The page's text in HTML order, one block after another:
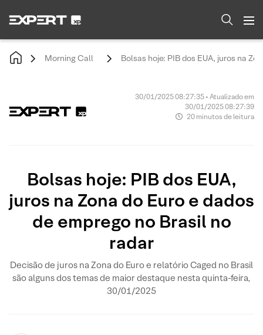
Morning Call Bolsas hoje: PIB dos EUA, juros na
30/01/2025 08:27:35 • Atualizado em
30/01/2025 08:27:39
20 minutos de leitura
Bolsas hoje: PIB dos EUA,
juros na Zona do Euro e dados
de emprego no Brasil no
radar
Decisão de juros na Zona do Euro e relatório Caged no Brasil
são alguns dos temas de maior destaque nesta quinta-feira,
30/01/2025